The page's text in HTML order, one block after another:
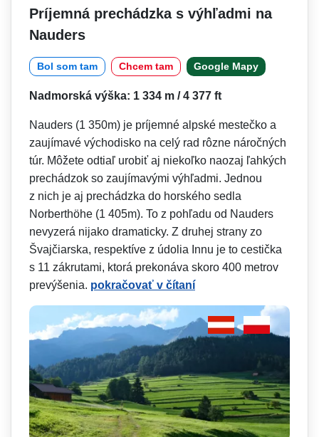
Príjemná prechádzka s výhľadmi na
Nauders
Bol som tam Chcem tam Google Mapy
Nadmorská výška: 1 334 m / 4 377 ft
Nauders (1 350m) je príjemné alpské mestečko a
zaujímavé východisko na celý rad rôzne náročných
túr. Môžete odtiaľ urobiť aj niekoľko naozaj ľahkých
prechádzok so zaujímavými výhľadmi. Jednou
z nich je aj prechádzka do horského sedla
Norberthöhe (1 405m). To z pohľadu od Nauders
nevyzerá nijako dramaticky. Z druhej strany zo
Švajčiarska, respektíve z údolia Innu je to cestička
s 11 zákrutami, ktorá prekonáva skoro 400 metrov
prevýšenia. pokračovať v čítaní